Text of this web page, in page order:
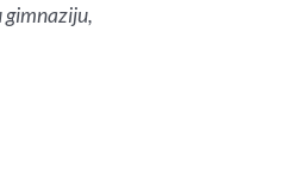
gimnaziju,